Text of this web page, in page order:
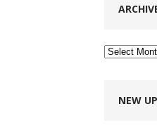
Archives
NEW